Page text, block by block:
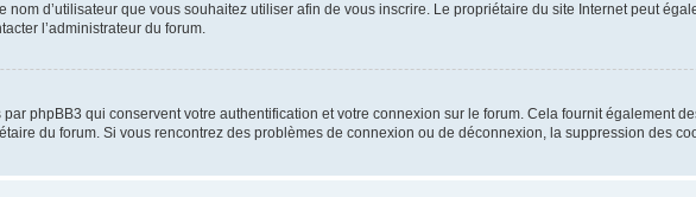
d’utilisateur que vous souhaitez utiliser afin de vous inscrire. Le propriétaire du site Internet peut
l’administrateur du forum.
par phpBB3 qui conservent votre authentification et votre connexion sur le forum. Cela fournit également
du forum. Si vous rencontrez des problèmes de connexion ou de déconnexion, la suppression des